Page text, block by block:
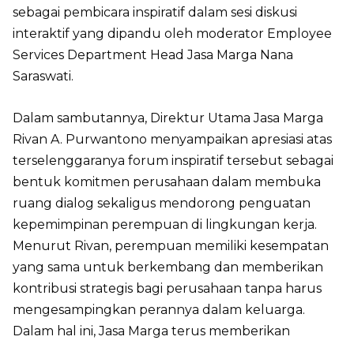
sebagai pembicara inspiratif dalam sesi diskusi
interaktif yang dipandu oleh moderator Employee
Services Department Head Jasa Marga Nana
Saraswati.
Dalam sambutannya, Direktur Utama Jasa Marga
Rivan A. Purwantono menyampaikan apresiasi atas
terselenggaranya forum inspiratif tersebut sebagai
bentuk komitmen perusahaan dalam membuka
ruang dialog sekaligus mendorong penguatan
kepemimpinan perempuan di lingkungan kerja.
Menurut Rivan, perempuan memiliki kesempatan
yang sama untuk berkembang dan memberikan
kontribusi strategis bagi perusahaan tanpa harus
mengesampingkan perannya dalam keluarga.
Dalam hal ini, Jasa Marga terus memberikan